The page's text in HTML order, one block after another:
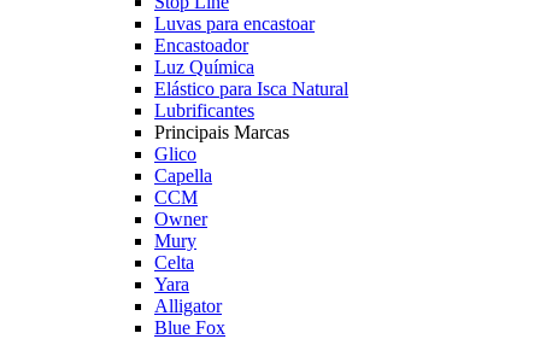
Luvas para encastoar
Encastoador
Luz Química
Elástico para Isca Natural
Lubrificantes
Principais Marcas
Glico
Capella
CCM
Owner
Mury
Celta
Yara
Alligator
Blue Fox